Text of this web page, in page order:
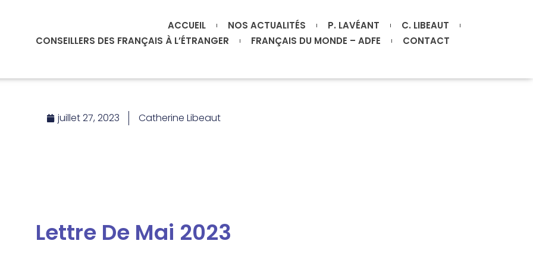
ACCUEIL NOS ACTUALITÉS P. LAVÉANT
C. LIBEAUT
CONSEILLERS DES FRANÇAIS À L’ÉTRANGER
FRANÇAIS DU MONDE – ADFE CONTACT
juillet 27, 2023 Catherine Libeaut
Lettre De Mai 2023